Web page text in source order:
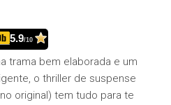
5.9/10
trama bem elaborada e um
o thriller de suspense
original) tem tudo para te